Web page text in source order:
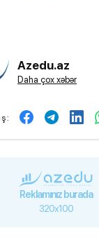
Azedu.az
Daha çox xəbər
Reklamınız burada
320x100